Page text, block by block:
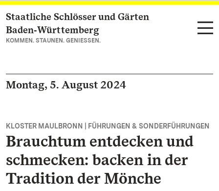
Zum Hauptinhalt springen
Staatliche Schlösser und Gärten
Baden‑Württemberg
KOMMEN. STAUNEN. GENIESSEN.
Montag, 5. August 2024
KLOSTER MAULBRONN | FÜHRUNGEN & SONDERFÜHRUNGEN
Brauchtum entdecken und
schmecken: backen in der
Tradition der Mönche